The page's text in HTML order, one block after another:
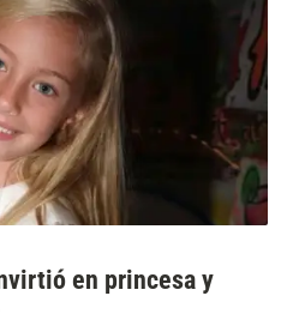
en princesa y